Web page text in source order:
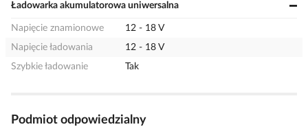
Ładowarka akumulatorowa uniwersalna
Napięcie znamionowe
12 - 18 V
Napięcie ładowania
12 - 18 V
Szybkie ładowanie
Tak
Podmiot odpowiedzialny